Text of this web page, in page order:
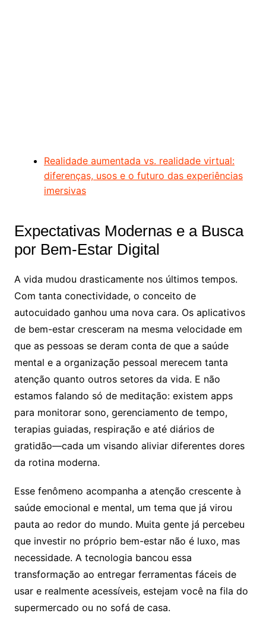
Realidade aumentada vs. realidade virtual:
diferenças, usos e o futuro das experiências
imersivas
Expectativas Modernas e a Busca
por Bem-Estar Digital
A vida mudou drasticamente nos últimos tempos.
Com tanta conectividade, o conceito de
autocuidado ganhou uma nova cara. Os aplicativos
de bem-estar cresceram na mesma velocidade em
que as pessoas se deram conta de que a saúde
mental e a organização pessoal merecem tanta
atenção quanto outros setores da vida. E não
estamos falando só de meditação: existem apps
para monitorar sono, gerenciamento de tempo,
terapias guiadas, respiração e até diários de
gratidão—cada um visando aliviar diferentes dores
da rotina moderna.
Esse fenômeno acompanha a atenção crescente à
saúde emocional e mental, um tema que já virou
pauta ao redor do mundo. Muita gente já percebeu
que investir no próprio bem-estar não é luxo, mas
necessidade. A tecnologia bancou essa
transformação ao entregar ferramentas fáceis de
usar e realmente acessíveis, estejam você na fila do
supermercado ou no sofá de casa.